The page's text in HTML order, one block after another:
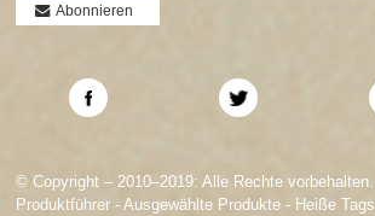
Abonnieren
© Copyright – 2010–2019: Alle Rechte vorbehalten.
Produktführer -Ausgewählte Produkte - Heiße Tags